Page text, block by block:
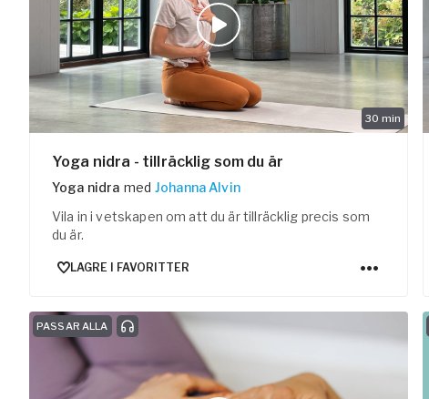
30 min
Yoga nidra - tillräcklig som du är
Yoga nidra med Johanna Alvin
Vila in i vetskapen om att du är tillräcklig precis som
du är.
LAGRE I FAVORITTER
PASSAR ALLA